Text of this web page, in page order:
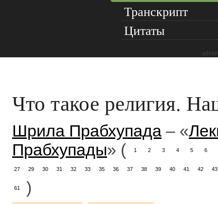
Транскрипт
Цитаты
Что такое религия.
Шрила Прабхупада – «
Прабхупады» ( 1 2 3 4 5 6
27 29 30 31 32 33 35 36 37 38 39 40 41 42 43
61
)